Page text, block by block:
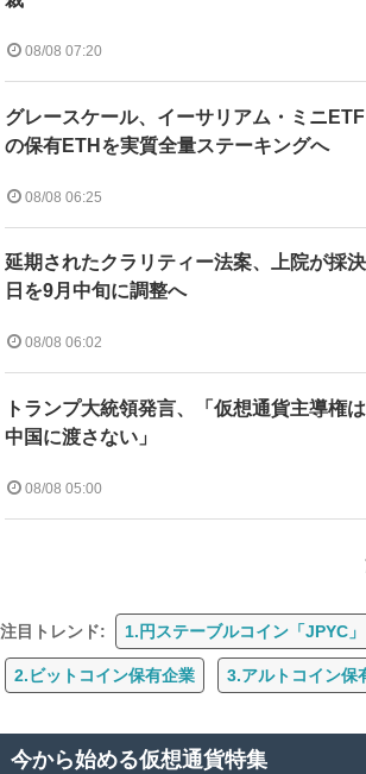
08/08 07:20
グレースケール、イーサリアム・ミニETF
の保有ETHを実質全量ステーキングへ
08/08 06:25
延期されたクラリティー法案、上院が採決
日を9月中旬に調整へ
08/08 06:02
トランプ大統領発言、「仮想通貨主導権は
中国に渡さない」
08/08 05:00
注目トレンド: 1.円ステーブルコイン「JPYC」
2.ビットコイン保有企業 3.アルトコイン保
今から始める仮想通貨特集